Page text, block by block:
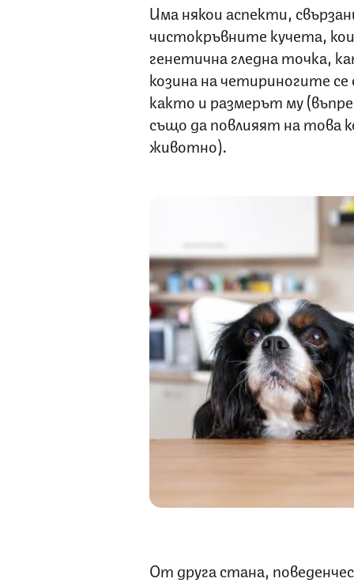
Има някои аспекти,
чистокръвните кучета,
генетична гледна точка,
козина на четириногите
както и размерът му
също да повлияят на това
животно).
От друга стана,